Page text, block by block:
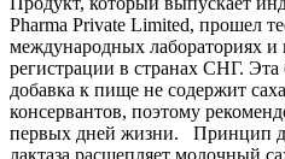
Pharma Private Limited, прошел
международных лабораториях и
регистрации в странах СНГ. Эта
добавка к пище не содержит
консервантов, поэтому
первых дней жизни. Принцип
лактаза расщепляет молочный